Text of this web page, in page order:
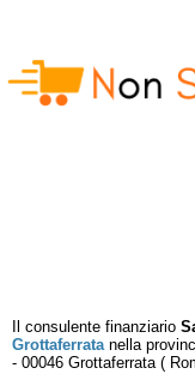
Il consulente finanziario
Grottaferratanella
- 00046 Grottaferrata(